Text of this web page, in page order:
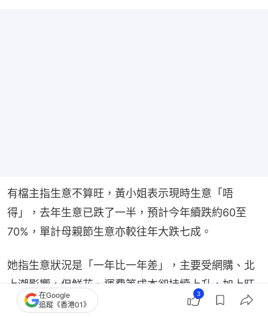
有檔主指生意不算旺，黃小姐表示現時生意「唔
得」，去年生意已跌了一半，預計今年續跌約60至
70%，單計母親節生意亦較往年大跌七成。
她指生意狀況是「一年比一年差」，主要受網購、北
上潮影響，但鮮花、運費等成本卻持續上升，加上旺
角花墟重建等問題，黃小姐稱目前仍在觀望，未來或
在Google
追蹤《香港01》
3